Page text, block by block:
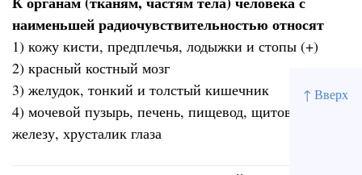
↑ Вверх
наименьшей радиочувствительностью относят
1) кожу кисти, предплечья, лодыжки и стопы (+)
2) красный костный мозг
3) желудок, тонкий и толстый кишечник
4) мочевой пузырь, печень, пищевод, щитовидную
железу, хрусталик глаза